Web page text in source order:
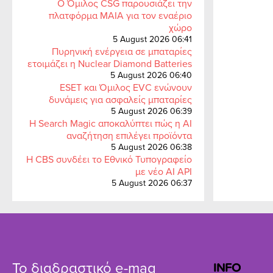
Ο Όμιλος CSG παρουσιάζει την
πλατφόρμα MAIA για τον εναέριο
χώρο
5 August 2026 06:41
Πυρηνική ενέργεια σε μπαταρίες
ετοιμάζει η Nuclear Diamond Batteries
5 August 2026 06:40
ESET και Όμιλος EVC ενώνουν
δυνάμεις για ασφαλείς μπαταρίες
5 August 2026 06:39
Η Search Magic αποκαλύπτει πώς η AI
αναζήτηση επιλέγει προϊόντα
5 August 2026 06:38
Η CBS συνδέει το Εθνικό Τυπογραφείο
με νέο AI API
5 August 2026 06:37
Το διαδραστικό e-mag INFO